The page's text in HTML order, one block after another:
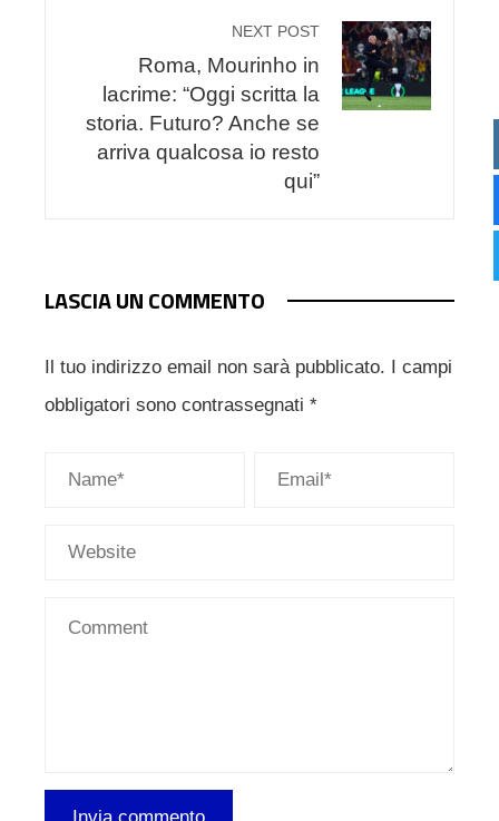
NEXT POST
Roma, Mourinho in
lacrime: “Oggi scritta la
storia. Futuro? Anche se
arriva qualcosa io resto
qui”
LASCIA UN COMMENTO
Il tuo indirizzo email non sarà pubblicato.
I campi
obbligatori sono contrassegnati *